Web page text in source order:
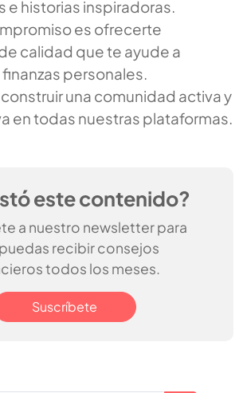
e historias inspiradoras.
es ofrecerte
calidad que te ayude a
personales.
una comunidad activa y
en todas nuestras plataformas.
este contenido?
a nuestro newsletter para
recibir consejos
todos los meses.
Suscríbete